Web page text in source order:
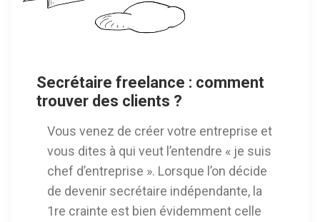
Secrétaire freelance : comment
trouver des clients ?
Vous venez de créer votre entreprise et
vous dites à qui veut l’entendre « je suis
chef d’entreprise ». Lorsque l’on décide
de devenir secrétaire indépendante, la
1re crainte est bien évidemment celle